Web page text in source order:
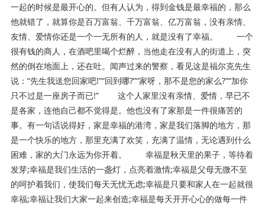
一起的时候是最开心的。但有人认为，得到金钱是最幸福的，那么
他就错了，就算你是百万富翁、千万富翁、亿万富翁，没有亲情、
友情、爱情你还是一个一无所有的人，就是没有了幸福。 一个
很有钱的商人，在酒吧里喝个烂醉，当他走在没有人的街道上，突
然的倒在地面上，还在吐。闻声过来的警察，看见这是福尔克先生
说：“先生我送您回家吧!”“回到哪?”“家呀，那不是您的家么?”“加你
只不过是一座房子而已!” 这个人家里没有亲情、爱情，早已不
是各家，连他自己都不觉得是。他也没有了家那是一件很痛苦的
事。有一句话说得好，家是幸福的港湾，家是我们落脚的地方，那
是一个快乐的地方，那里充满了欢笑，充满了温情，无论遇到什么
困难，家的大门永远为你开着。 幸福是秋天里的果子，等待着
发芽;幸福是我们生活的一盏灯，点亮着激情;幸福是父母无微不至
的呵护着我们，使我们每天无忧无虑;幸福是只要和家人在一起就很
幸福;幸福让我们大家一起来创造;幸福是每天开开心心的做每一件